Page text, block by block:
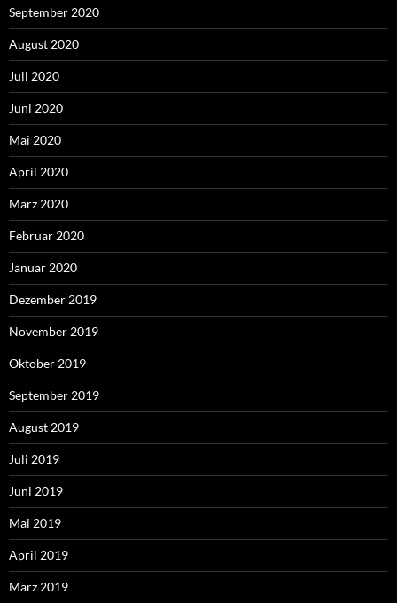
September 2020
August 2020
Juli 2020
Juni 2020
Mai 2020
April 2020
März 2020
Februar 2020
Januar 2020
Dezember 2019
November 2019
Oktober 2019
September 2019
August 2019
Juli 2019
Juni 2019
Mai 2019
April 2019
März 2019